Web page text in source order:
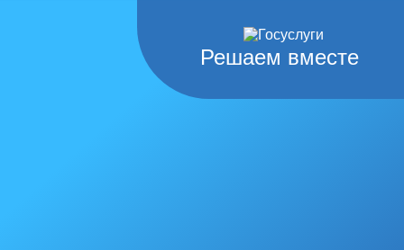
Решаем вместе